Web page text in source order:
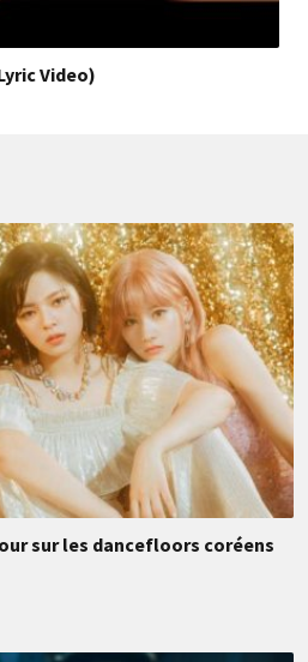
Video)
sur les dancefloors coréens